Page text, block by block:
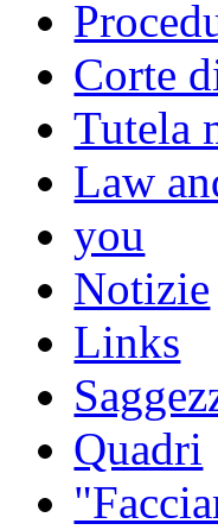
Corte
Tutela
Law
you
Notizie
Links
Quadri